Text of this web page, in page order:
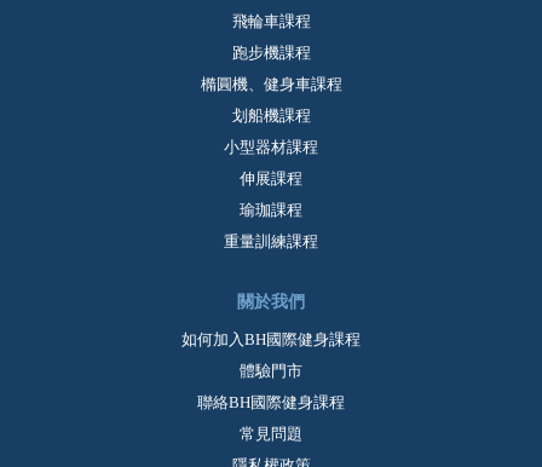
飛輪車課程
跑步機課程
橢圓機、健身車課程
划船機課程
小型器材課程
伸展課程
瑜珈課程
重量訓練課程
關於我們
如何加入BH國際健身課程
體驗門市
聯絡BH國際健身課程
常見問題